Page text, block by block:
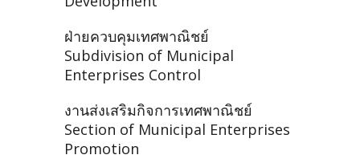
ฝ่ายควบคุมเทศพาณิชย์
Subdivision of Municipal
Enterprises Control
งานส่งเสริมกิจการเทศพาณิชย์
Section of Municipal Enterprises
Promotion